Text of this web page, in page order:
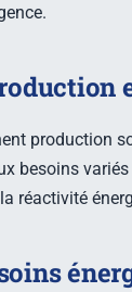
production
besoins
réactivité